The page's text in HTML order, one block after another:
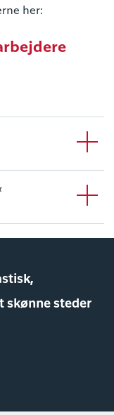
her:
skønne steder